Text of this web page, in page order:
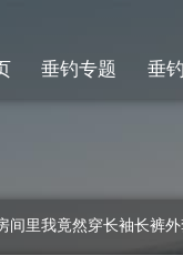
垂钓专题 垂
里我竟然穿长袖长裤